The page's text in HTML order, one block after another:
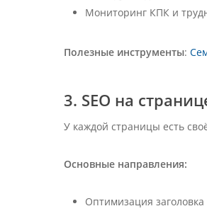
Мониторинг КПК и
Полезные инструменты:
3. SEO на
У каждой страницы есть
Основные направления:
Оптимизация